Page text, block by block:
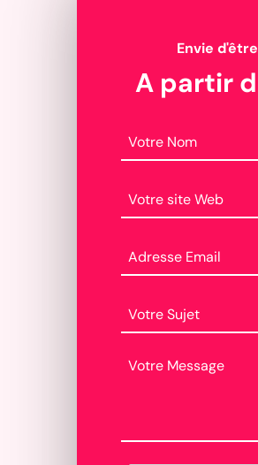
Envie
A partir